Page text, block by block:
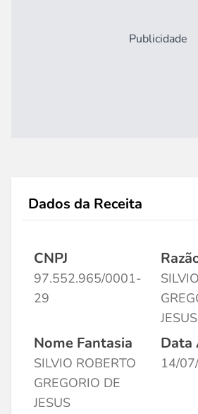
Publicidade
Dados da Receita
CNPJ
97.552.965/0001-
29
JESUS
Nome Fantasia
SILVIO ROBERTO
GREGORIO DE
JESUS
Data
14/